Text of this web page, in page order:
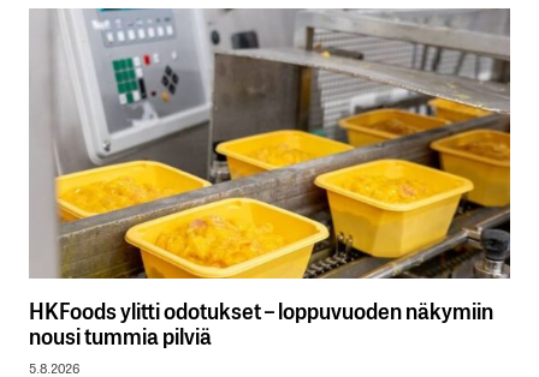
HKFoods ylitti odotukset – loppuvuoden näkymiin
nousi tummia pilviä
5.8.2026